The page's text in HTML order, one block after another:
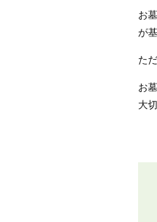
お
が
た
お
大